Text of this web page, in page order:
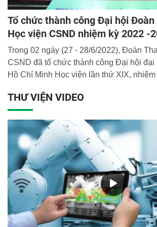
Tổ chức thành công Đại hội
Học viện CSND nhiệm kỳ 2022 -
Trong 02 ngày (27 - 28/6/2022), Đoàn
CSND đã tổ chức thành công Đại hội
Hồ Chí Minh Học viện lần thứ XIX,
THƯ VIỆN VIDEO